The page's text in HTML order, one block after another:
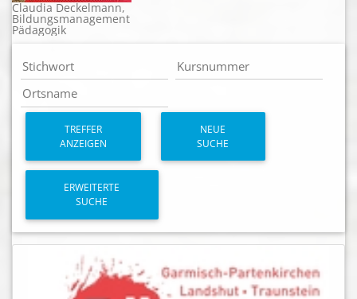
Claudia Deckelmann,
Bildungsmanagement
Pädagogik
TREFFER
ANZEIGEN
NEUE
SUCHE
ERWEITERTE
SUCHE